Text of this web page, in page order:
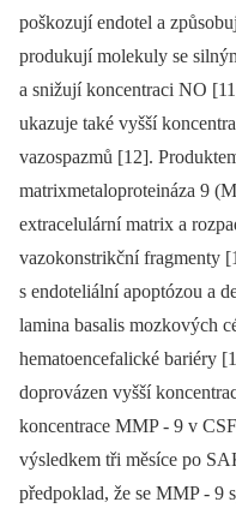
poškozují endotel a
produkují molekuly se
a snižují koncentraci NO
ukazuje také vyšší
vazospazmů [12].
matrixmetaloproteináza 9
extracelulární matrix a
vazokonstrikční fragmenty
s endoteliální apoptózou a
lamina basalis mozkových
hematoencefalické bariéry
doprovázen vyšší
koncentrace MMP ‑⁠ 9 v
výsledkem tři měsíce po
předpoklad, že se MMP ‑⁠ 9